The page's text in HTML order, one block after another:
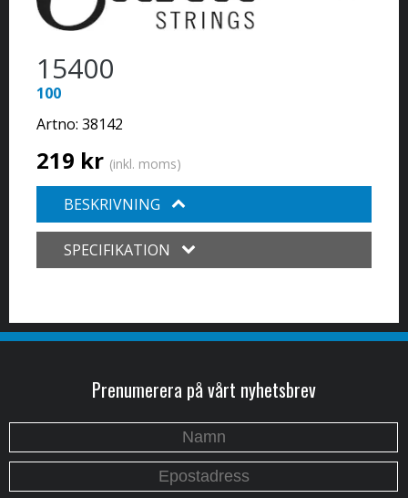
15400
100
Artno: 38142
219 kr (inkl. moms)
BESKRIVNING
SPECIFIKATION
Prenumerera på vårt nyhetsbrev